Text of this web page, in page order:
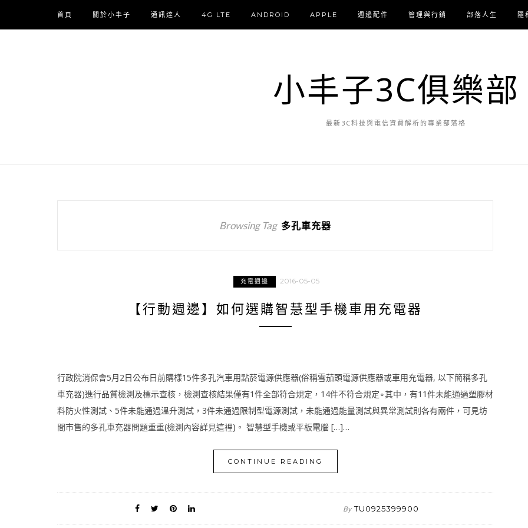
首頁 關於小丰子 通訊達人 4G LTE ANDROID APPLE 週邊配件 管理與行銷 部落人生 隱
小丰子3C俱樂部
最新3C科技與電信資費解析的專業部落格
Browsing Tag 多孔車充器
充電週邊 2016-05-05
【行動週邊】如何選購智慧型手機車用充電器
行政院消保會5月2日公布日前購樣15件多孔汽車用點菸電源供應器(俗稱雪茄頭電源供應器或車用充電器, 以下簡稱多孔
車充器)進行品質檢測及標示查核，檢測查核結果僅有1件全部符合規定，14件不符合規定∘其中，有11件未能通過塑膠材
料防火性測試、5件未能通過溫升測試，3件未通過限制型電源測試，未能通過能量測試與異常測試則各有兩件，可見坊
間市售的多孔車充器問題重重(檢測內容詳見這裡)。 智慧型手機或平板電腦 […]…
CONTINUE READING
By TU0925399900